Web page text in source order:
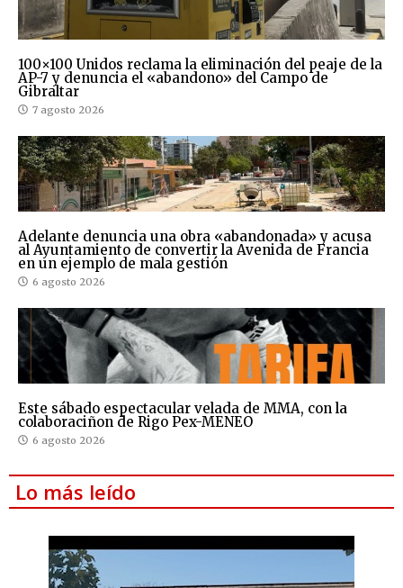
100×100 Unidos reclama la eliminación del peaje de la
AP-7 y denuncia el «abandono» del Campo de
Gibraltar
7 agosto 2026
Adelante denuncia una obra «abandonada» y acusa
al Ayuntamiento de convertir la Avenida de Francia
en un ejemplo de mala gestión
6 agosto 2026
Este sábado espectacular velada de MMA, con la
colaboraciñon de Rigo Pex-MENEO
6 agosto 2026
Lo más leído